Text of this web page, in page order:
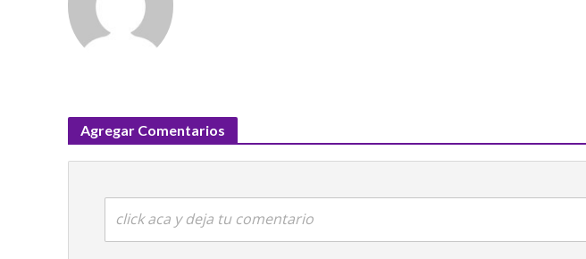
Agregar Comentarios
click aca y deja tu comentario